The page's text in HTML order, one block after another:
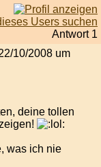
Antwort 1
10/2008 um
deine tollen
was ich nie